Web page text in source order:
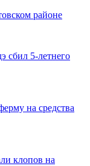
районе
сбил 5-летнего
на средства
клопов на